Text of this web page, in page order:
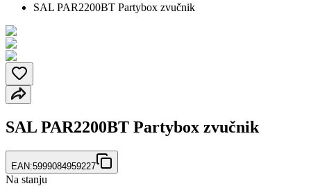
SAL PAR2200BT Partybox zvučnik
SAL PAR2200BT Partybox zvučnik
EAN:5999084959227
Na stanju